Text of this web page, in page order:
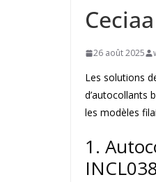
Ceciaa
26 août 2025
Les solutions
d’autocollants
les modèles
1.